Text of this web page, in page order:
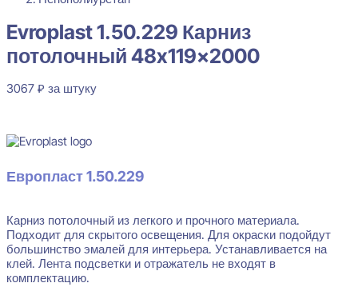
Evroplast 1.50.229 Карниз
потолочный 48x119x2000
3067 ₽ за штуку
Европласт 1.50.229
Карниз потолочный из легкого и прочного материала.
Подходит для скрытого освещения. Для окраски подойдут
большинство эмалей для интерьера. Устанавливается на
клей. Лента подсветки и отражатель не входят в
комплектацию.